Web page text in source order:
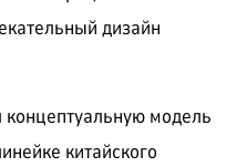
дизайн
концептуальную модель
китайского